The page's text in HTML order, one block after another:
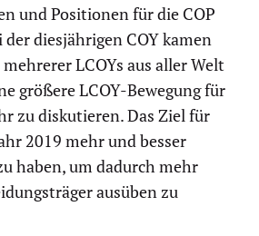
und Positionen für die COP
diesjährigen COY kamen
LCOYs aus aller Welt
größere LCOY-Bewegung für
zu diskutieren. Das Ziel für
2019 mehr und besser
haben, um dadurch mehr
ausüben zu